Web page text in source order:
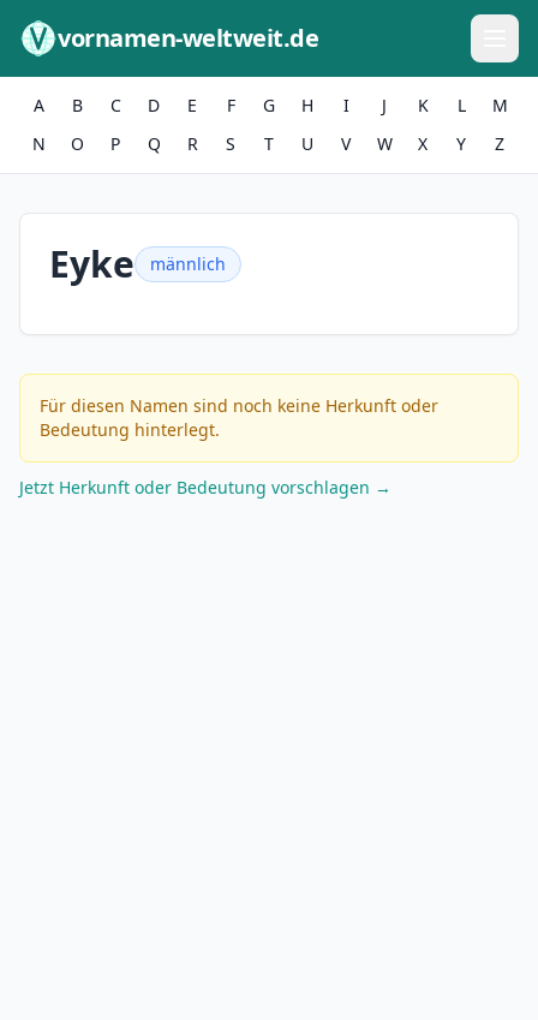
vornamen-weltweit.de
A B C D E F G H I J K L
M
N
O P Q R S T U V W X Y Z
Eyke männlich
Für diesen Namen sind noch keine Herkunft oder
Bedeutung hinterlegt.
Jetzt Herkunft oder Bedeutung vorschlagen →